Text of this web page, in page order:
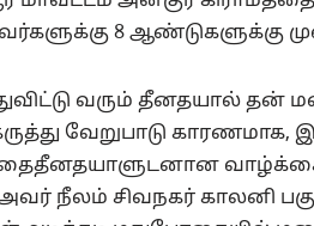
8 ஆண்டுகளுக்கு
வரும் தீனதயால் தன்
வேறுபாடு காரணமாக,
நீலம் சிவநகர் காலனி